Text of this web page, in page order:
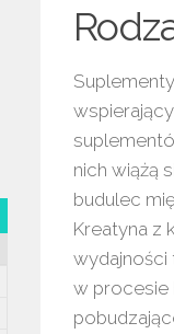
nich wiążą
budulec
Kreatyna z
wydajności
w procesie